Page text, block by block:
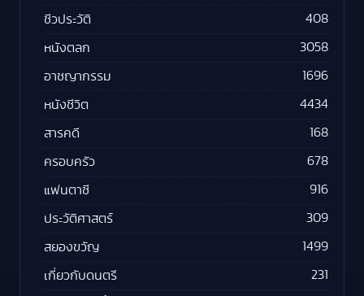
ชีวประวัติ 408
หนังตลก 3058
อาชญากรรม 1696
หนังชีวิต 4434
สารคดี 168
ครอบครัว 678
แฟนตาซี 916
ประวัติศาสตร์ 309
สยองขวัญ 1499
เกี่ยวกับดนตรี 231